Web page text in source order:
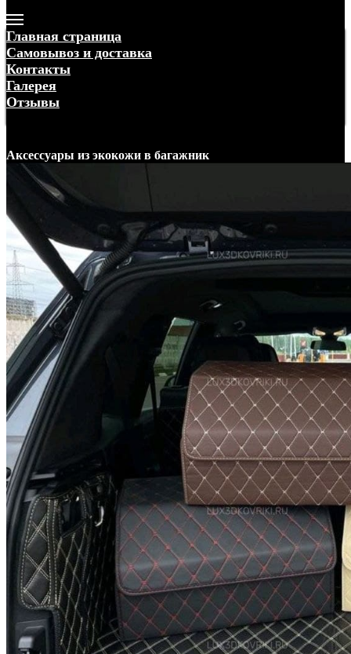
Главная страница
Самовывоз и доставка
Контакты
Галерея
Отзывы
Аксессуары из экокожи в багажник